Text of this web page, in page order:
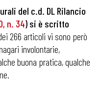
del c.d. DL Rilancio
n. 34) si è scritto
266 articoli vi sono però
involontarie,
buona pratica, qualche